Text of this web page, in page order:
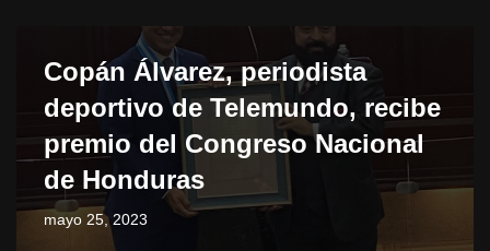
Copán Álvarez, periodista
deportivo de Telemundo, recibe
premio del Congreso Nacional
de Honduras
mayo 25, 2023